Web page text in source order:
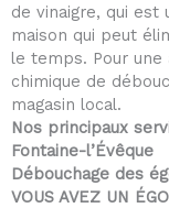
de vinaigre, qui est
maison qui peut
le temps. Pour
chimique de
magasin local.
Nos principaux
Fontaine-l’Évêque
Débouchage des
VOUS AVEZ UN